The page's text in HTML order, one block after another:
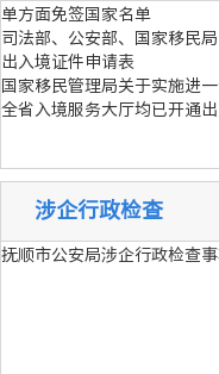
单方面免签国家名单
司法部、公安部、国家移民
出入境证件申请表
国家移民管理局关于实施进
全省入境服务大厅均已开通
涉企行政检查
抚顺市公安局涉企行政检查